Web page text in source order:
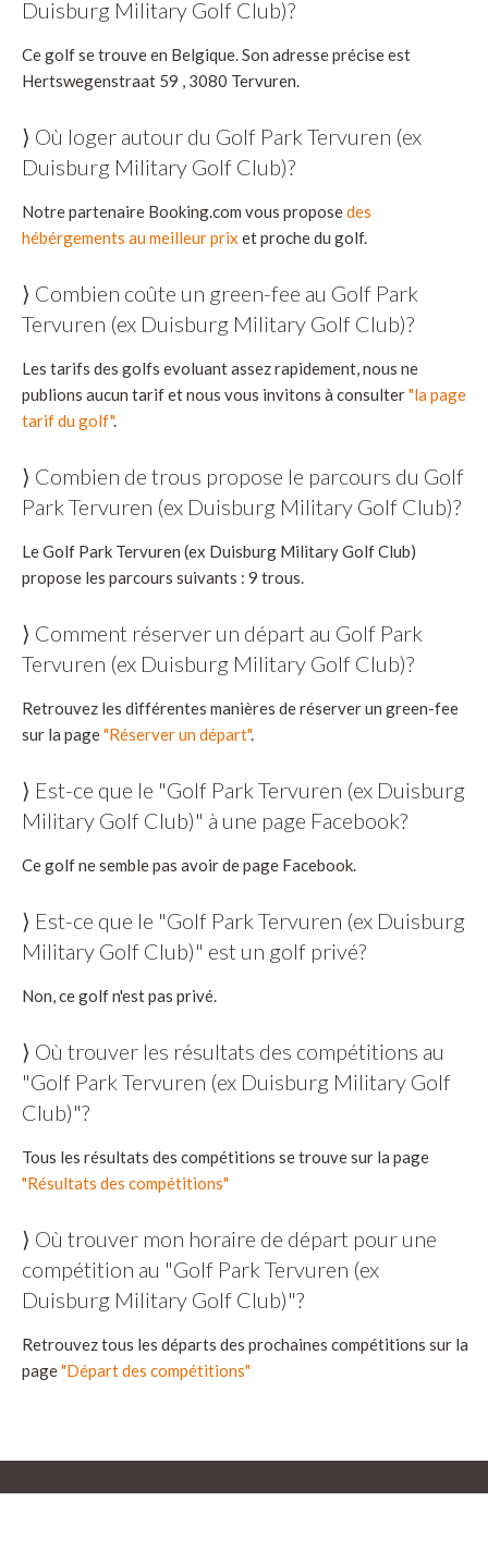
Duisburg Military Golf Club)?
Ce golf se trouve en Belgique. Son adresse précise est
Hertswegenstraat 59 , 3080 Tervuren.
⟩ Où loger autour du Golf Park Tervuren (ex
Duisburg Military Golf Club)?
Notre partenaire Booking.com vous proposedes
hébérgements au meilleur prix et proche du golf.
⟩ Combien coûte un green-fee au Golf Park
Tervuren (ex Duisburg Military Golf Club)?
Les tarifs des golfs evoluant assez rapidement, nous ne
publions aucun tarif et nous vous invitons à consulter"la page
tarif du golf".
⟩ Combien de trous propose le parcours du Golf
Park Tervuren (ex Duisburg Military Golf Club)?
Le Golf Park Tervuren (ex Duisburg Military Golf Club)
propose les parcours suivants : 9 trous.
⟩ Comment réserver un départ au Golf Park
Tervuren (ex Duisburg Military Golf Club)?
Retrouvez les différentes manières de réserver un green-fee
sur la page"Réserver un départ".
⟩ Est-ce que le "Golf Park Tervuren (ex Duisburg
Military Golf Club)" à une page Facebook?
Ce golf ne semble pas avoir de page Facebook.
⟩ Est-ce que le "Golf Park Tervuren (ex Duisburg
Military Golf Club)" est un golf privé?
Non, ce golf n'est pas privé.
⟩ Où trouver les résultats des compétitions au
"Golf Park Tervuren (ex Duisburg Military Golf
Club)"?
Tous les résultats des compétitions se trouve sur la page
"Résultats des compétitions"
⟩ Où trouver mon horaire de départ pour une
compétition au "Golf Park Tervuren (ex
Duisburg Military Golf Club)"?
Retrouvez tous les départs des prochaines compétitions sur la
page"Départ des compétitions"